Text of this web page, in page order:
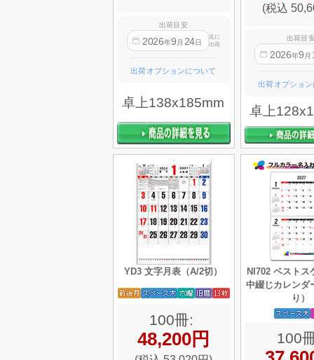
出荷目安
2026年9 月 24日
迄に
出荷
出荷オプションについて
卓上138x185mm
(税込
出荷目
2026年9 月
出荷オプショ
卓上
YD3 文字月表（A/2切）
100冊:
48,200円
NI702 ベストス
中綴じカレンダ
り）
100